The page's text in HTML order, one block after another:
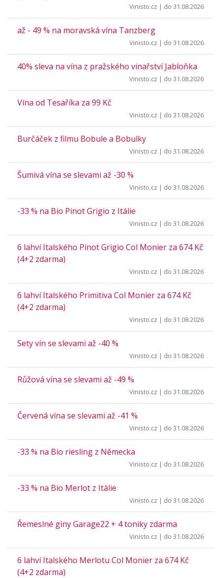
Vinisto.cz | do 31.08.2026
až - 49 % na moravská vína Tanzberg
Vinisto.cz | do 31.08.2026
40% sleva na vína z pražského vinařství Jabloňka
Vinisto.cz | do 31.08.2026
Vína od Tesaříka za 99 Kč
Vinisto.cz | do 31.08.2026
Burčáček z filmu Bobule a Bobulky
Vinisto.cz | do 31.08.2026
Šumivá vína se slevami až -30 %
Vinisto.cz | do 31.08.2026
-33 % na Bio Pinot Grigio z Itálie
Vinisto.cz | do 31.08.2026
6 lahví Italského Pinot Grigio Col Monier za 674 Kč
(4+2 zdarma)
Vinisto.cz | do 31.08.2026
6 lahví Italského Primitiva Col Monier za 674 Kč
(4+2 zdarma)
Vinisto.cz | do 31.08.2026
Sety vín se slevami až -40 %
Vinisto.cz | do 31.08.2026
Růžová vína se slevami až -49 %
Vinisto.cz | do 31.08.2026
Červená vína se slevami až -41 %
Vinisto.cz | do 31.08.2026
-33 % na Bio riesling z Německa
Vinisto.cz | do 31.08.2026
-33 % na Bio Merlot z Itálie
Vinisto.cz | do 31.08.2026
Řemeslné giny Garage22 + 4 toniky zdarma
Vinisto.cz | do 31.08.2026
6 lahví Italského Merlotu Col Monier za 674 Kč
(4+2 zdarma)